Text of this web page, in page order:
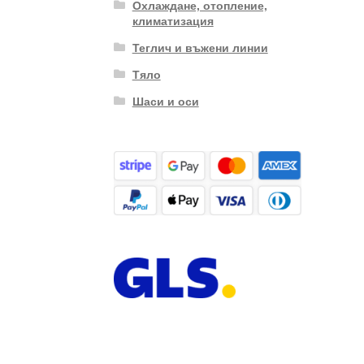
Охлаждане, отопление,
климатизация
Теглич и въжени линии
Тяло
Шаси и оси